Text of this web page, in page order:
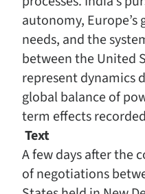
autonomy,
needs, and the
between the United
represent dynamics
global balance of
term effects
Text
A few days after the
of negotiations